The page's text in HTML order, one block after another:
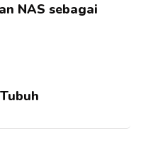
NAS sebagai